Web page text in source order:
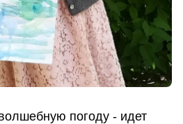
погоду - идет